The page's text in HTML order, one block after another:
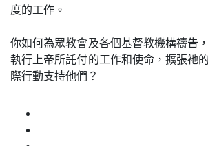
度的工作。
你如何為眾教會及各個基督教機構禱告
執行上帝所託付的工作和使命，擴張祂
際行動支持他們？